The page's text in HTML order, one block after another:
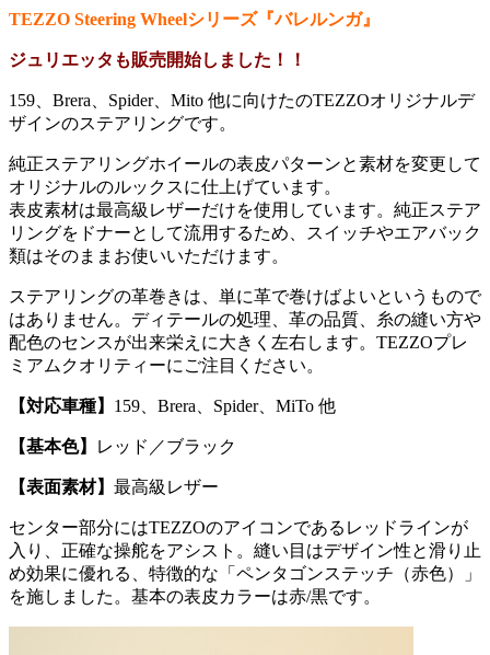
TEZZO Steering Wheelシリーズ『バレルンガ』
ジュリエッタも販売開始しました！！
159、Brera、Spider、Mito 他に向けたのTEZZOオリジナルデ
ザインのステアリングです。
純正ステアリングホイールの表皮パターンと素材を変更して
オリジナルのルックスに仕上げています。
表皮素材は最高級レザーだけを使用しています。純正ステア
リングをドナーとして流用するため、スイッチやエアバック
類はそのままお使いいただけます。
ステアリングの革巻きは、単に革で巻けばよいというもので
はありません。ディテールの処理、革の品質、糸の縫い方や
配色のセンスが出来栄えに大きく左右します。TEZZOプレ
ミアムクオリティーにご注目ください。
【対応車種】 159、Brera、Spider、MiTo 他
【基本色】 レッド／ブラック
【表面素材】 最高級レザー
センター部分にはTEZZOのアイコンであるレッドラインが
入り、正確な操舵をアシスト。縫い目はデザイン性と滑り止
め効果に優れる、特徴的な「ペンタゴンステッチ（赤色）」
を施しました。基本の表皮カラーは赤/黒です。